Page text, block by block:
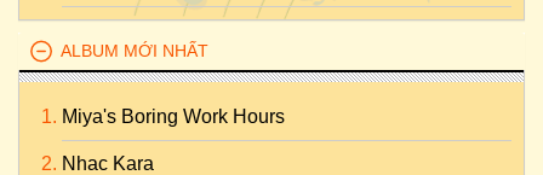
ALBUM MỚI NHẤT
Miya's Boring Work Hours
Nhac Kara